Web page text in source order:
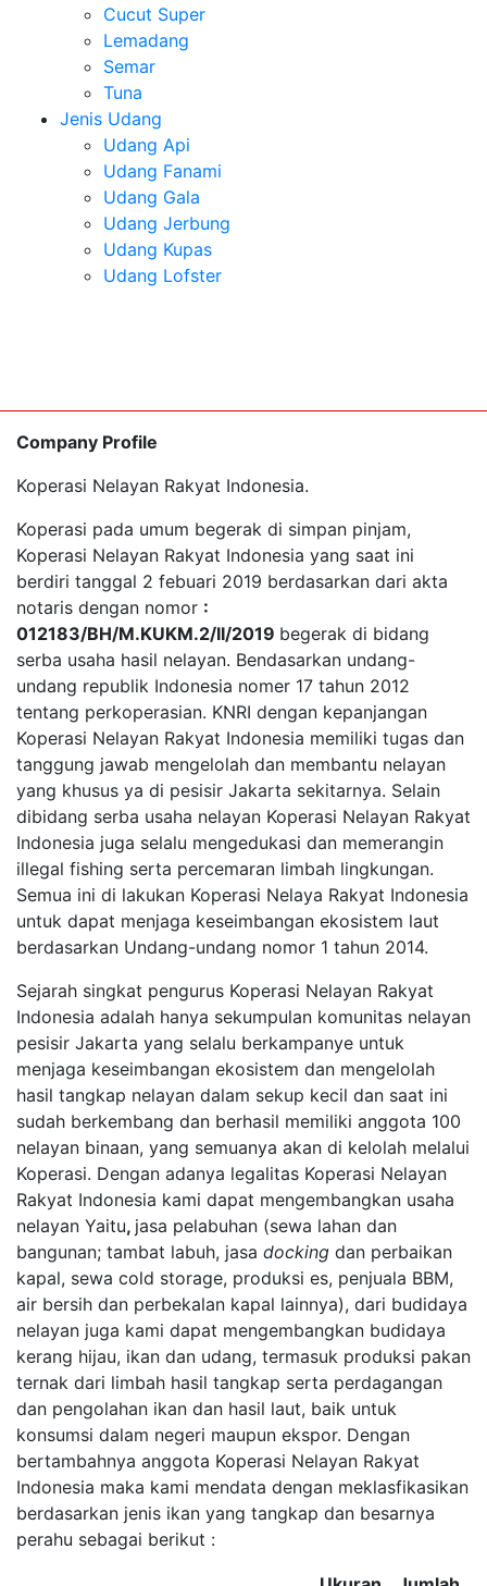
Cucut Super
Lemadang
Semar
Tuna
Jenis Udang
Udang Api
Udang Fanami
Udang Gala
Udang Jerbung
Udang Kupas
Udang Lofster
Company Profile
Koperasi Nelayan Rakyat Indonesia.
Koperasi pada umum begerak di simpan pinjam,
Koperasi Nelayan Rakyat Indonesia yang saat ini
berdiri tanggal 2 febuari 2019 berdasarkan dari akta
notaris dengan nomor :
012183/BH/M.KUKM.2/II/2019 begerak di bidang
serba usaha hasil nelayan. Bendasarkan undang-
undang republik Indonesia nomer 17 tahun 2012
tentang perkoperasian. KNRI dengan kepanjangan
Koperasi Nelayan Rakyat Indonesia memiliki tugas dan
tanggung jawab mengelolah dan membantu nelayan
yang khusus ya di pesisir Jakarta sekitarnya. Selain
dibidang serba usaha nelayan Koperasi Nelayan Rakyat
Indonesia juga selalu mengedukasi dan memerangin
illegal fishing serta percemaran limbah lingkungan.
Semua ini di lakukan Koperasi Nelaya Rakyat Indonesia
untuk dapat menjaga keseimbangan ekosistem laut
berdasarkan Undang-undang nomor 1 tahun 2014.
Sejarah singkat pengurus Koperasi Nelayan Rakyat
Indonesia adalah hanya sekumpulan komunitas nelayan
pesisir Jakarta yang selalu berkampanye untuk
menjaga keseimbangan ekosistem dan mengelolah
hasil tangkap nelayan dalam sekup kecil dan saat ini
sudah berkembang dan berhasil memiliki anggota 100
nelayan binaan, yang semuanya akan di kelolah melalui
Koperasi. Dengan adanya legalitas Koperasi Nelayan
Rakyat Indonesia kami dapat mengembangkan usaha
nelayan Yaitu, jasa pelabuhan (sewa lahan dan
bangunan; tambat labuh, jasa docking dan perbaikan
kapal, sewa cold storage, produksi es, penjuala BBM,
air bersih dan perbekalan kapal lainnya), dari budidaya
nelayan juga kami dapat mengembangkan budidaya
kerang hijau, ikan dan udang, termasuk produksi pakan
ternak dari limbah hasil tangkap serta perdagangan
dan pengolahan ikan dan hasil laut, baik untuk
konsumsi dalam negeri maupun ekspor. Dengan
bertambahnya anggota Koperasi Nelayan Rakyat
Indonesia maka kami mendata dengan meklasfikasikan
berdasarkan jenis ikan yang tangkap dan besarnya
perahu sebagai berikut :